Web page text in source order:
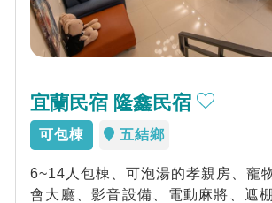
宜蘭民宿 隆鑫民宿
可包棟 五結鄉
6~14人包棟、可泡湯的孝親房、寵
會大廳、影音設備、電動麻將、遮